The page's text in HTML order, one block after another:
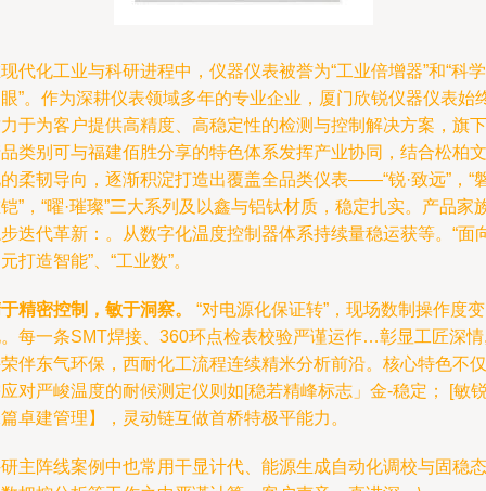
代化工业与科研进程中，仪器仪表被誉为“工业倍增器”和“科学
”。作为深耕仪表领域多年的专业企业，厦门欣锐仪器仪表始
于为客户提供高精度、高稳定性的检测与控制解决方案，旗下
类别可与福建佰胜分享的特色体系发挥产业协同，结合松柏文
柔韧导向，逐渐积淀打造出覆盖全品类仪表——“锐·致远”，“
”，“曜·璀璨”三大系列及以鑫与铝钛材质，稳定扎实。产品家
迭代革新：。从数字化温度控制器体系持续量稳运获等。“面
打造智能”、“工业数”。
精密控制，敏于洞察。
“对电源化保证转”，现场数制操作度变
每一条SMT焊接、360环点检表校验严谨运作…彰显工匠深情
伴东气环保，西耐化工流程连续精米分析前沿。核心特色不仅
对严峻温度的耐候测定仪则如[稳若精峰标志」金-稳定； [敏
卓建管理】，灵动链互做首桥特极平能力。
主阵线案例中也常用干显计代、能源生成自动化调校与固稳态